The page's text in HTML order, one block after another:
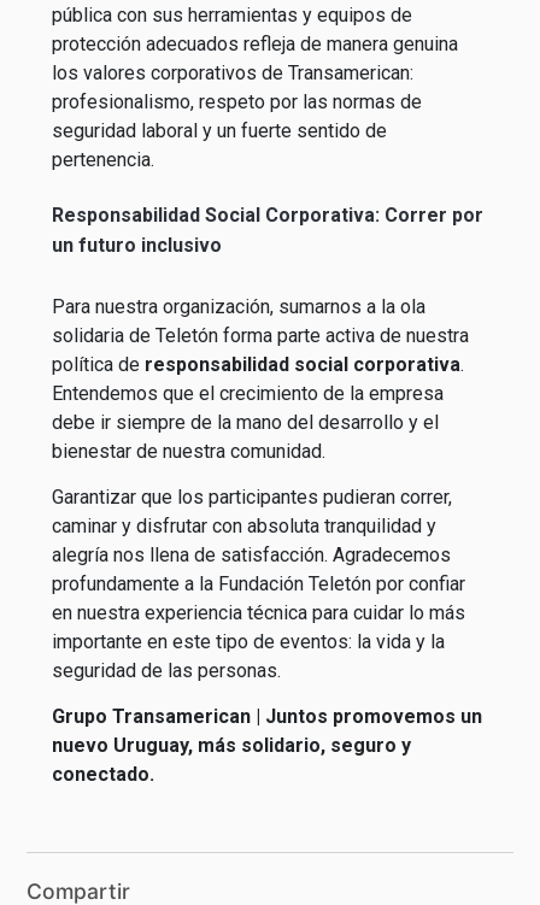
pública con sus herramientas y equipos de
protección adecuados refleja de manera genuina
los valores corporativos de Transamerican:
profesionalismo, respeto por las normas de
seguridad laboral y un fuerte sentido de
pertenencia.
Responsabilidad Social Corporativa: Correr por
un futuro inclusivo
Para nuestra organización, sumarnos a la ola
solidaria de Teletón forma parte activa de nuestra
política de responsabilidad social corporativa.
Entendemos que el crecimiento de la empresa
debe ir siempre de la mano del desarrollo y el
bienestar de nuestra comunidad.
Garantizar que los participantes pudieran correr,
caminar y disfrutar con absoluta tranquilidad y
alegría nos llena de satisfacción. Agradecemos
profundamente a la Fundación Teletón por confiar
en nuestra experiencia técnica para cuidar lo más
importante en este tipo de eventos: la vida y la
seguridad de las personas.
Grupo Transamerican | Juntos promovemos un
nuevo Uruguay, más solidario, seguro y
conectado.
Compartir